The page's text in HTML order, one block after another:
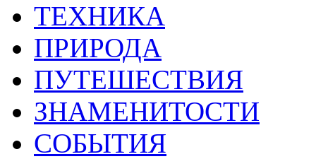
ТЕХНИКА
ПРИРОДА
ПУТЕШЕСТВИЯ
ЗНАМЕНИТОСТИ
СОБЫТИЯ